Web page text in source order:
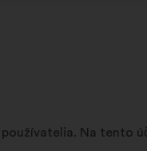
Na tento